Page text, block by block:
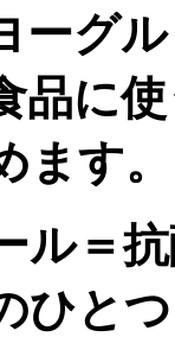
ーグ
品に
ます。
ル＝
ひと